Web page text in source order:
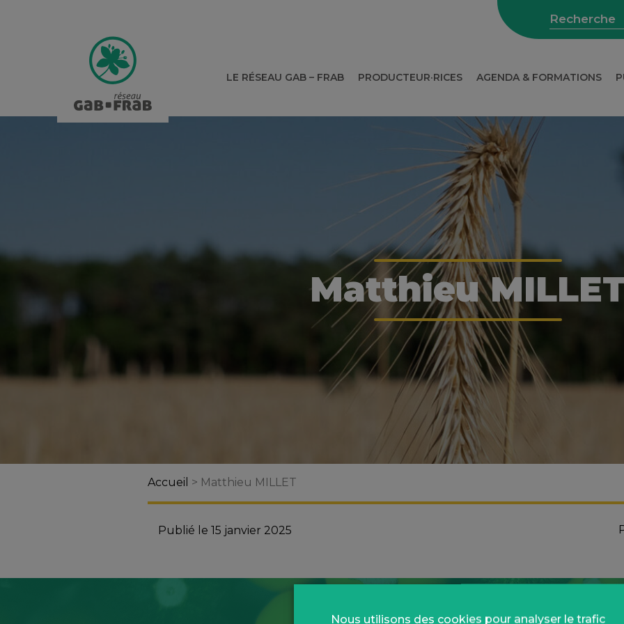
LE RÉSEAU GAB – FRAB PRODUCTEUR·RICES AGENDA & FORMATIONS
Matthieu
Accueil > Matthieu MILLET
Publié le 15 janvier 2025
Nous utilisons des cookies pour analyser le trafic